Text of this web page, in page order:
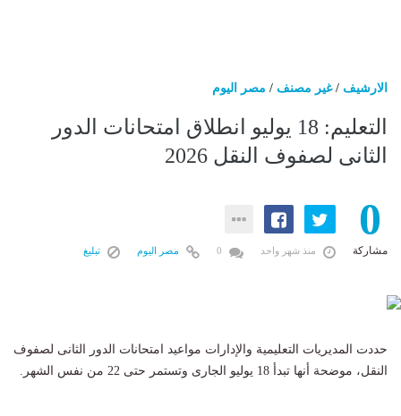
الارشيف /غير مصنف / مصر اليوم
التعليم: 18 يوليو انطلاق امتحانات الدور
الثانى لصفوف النقل 2026
0
مشاركة منذ شهر واحد مصر اليوم تبليغ
حددت المديريات التعليمية والإدارات مواعيد امتحانات الدور الثانى لصفوف
النقل، موضحة أنها تبدأ 18 يوليو الجارى وتستمر حتى 22 من نفس الشهر.